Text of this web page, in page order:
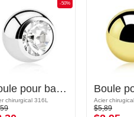
-50%
Boule pour barre à filetage (acier chirurgical, argent, finition brillante) avec pierre en crystal
chirurgical 316L
$5,89